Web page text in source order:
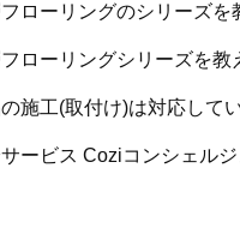
ローリングのシリーズを
ローリングシリーズを教
施工(取付け)は対応して
サービス Coziコンシェル